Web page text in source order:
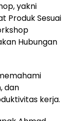
yakni
Produk Sesuai
Hubungan
dan
kerja.